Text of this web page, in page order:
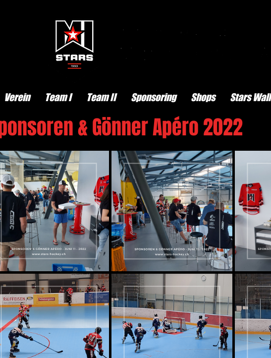
Verein Team I Team II Sponsoring Shops Stars Wall
& Gönner Apéro 2022